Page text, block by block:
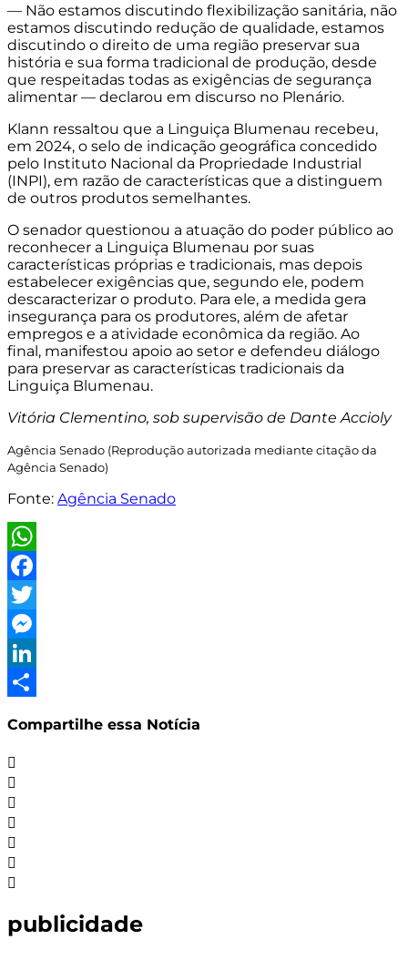
— Não estamos discutindo flexibilização sanitária, não
estamos discutindo redução de qualidade, estamos
discutindo o direito de uma região preservar sua
história e sua forma tradicional de produção, desde
que respeitadas todas as exigências de segurança
alimentar — declarou em discurso no Plenário.
Klann ressaltou que a Linguiça Blumenau recebeu,
em 2024, o selo de indicação geográfica concedido
pelo Instituto Nacional da Propriedade Industrial
(INPI), em razão de características que a distinguem
de outros produtos semelhantes.
O senador questionou a atuação do poder público ao
reconhecer a Linguiça Blumenau por suas
características próprias e tradicionais, mas depois
estabelecer exigências que, segundo ele, podem
descaracterizar o produto. Para ele, a medida gera
insegurança para os produtores, além de afetar
empregos e a atividade econômica da região. Ao
final, manifestou apoio ao setor e defendeu diálogo
para preservar as características tradicionais da
Linguiça Blumenau.
Vitória Clementino, sob supervisão de Dante Accioly
Agência Senado (Reprodução autorizada mediante citação da
Agência Senado)
Fonte: Agência Senado
WhatsApp
Facebook
Twitter
Messenger
LinkedIn
Compartilhe essa Notícia
publicidade